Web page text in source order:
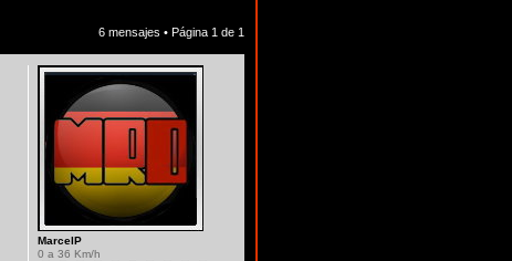
6 mensajes • Página 1 de 1
MarcelP
0 a 36 Km/h